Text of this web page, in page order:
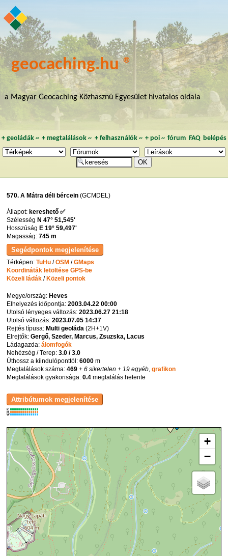
geocaching.hu ®
a Magyar Geocaching Közhasznú Egyesület hivatalos oldala
+ geoládák~ +megtalálások ~ + felhasználók~ + poi~ fórum FAQ belépés
570. A Mátra déli bércein (GCMDEL)
Állapot: kereshető ✅
Szélesség N 47° 51,545'
Hosszúság E 19° 59,497'
Magasság:745 m
Térképen:TuHu /OSM /GMaps
Koordináták letöltése GPS-be
Közeli ládák / Közeli pontok
Megye/ország: Heves
Elhelyezés időpontja:2003.04.22 00:00
Utolsó lényeges változás:2023.06.27 21:18
Utolsó változás:2023.07.05 14:37
Rejtés típusa: Multi geoláda (2H+1V)
Elrejtők:Gergő, Szeder, Marcus, Zsuzska, Lacus
Ládagazda:álomfogók
Nehézség / Terep:3.0 / 3.0
Úthossz a kiindulóponttól:6000 m
Megtalálások száma:469 + 6 sikertelen + 19 egyéb,grafikon
Megtalálások gyakorisága:0.4 megtalálás hetente
K
R
W
+
−